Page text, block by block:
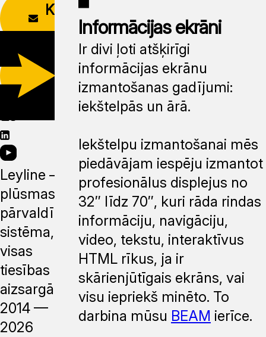
KONTAKTU
FORMA
LEJUPIELĀDĒT
APLIKĀCIJU
Leyline —
plūsmas
pārvaldības
sistēma,
visas
tiesības
aizsargātas,
2014 —
2026
Informācijas ekrāni
Ir divi ļoti atšķirīgi
informācijas ekrānu
izmantošanas gadījumi:
iekštelpās un ārā.
Iekštelpu izmantošanai mēs
piedāvājam iespēju izmantot
profesionālus displejus no
32″ līdz 70″, kuri rāda rindas
informāciju, navigāciju,
video, tekstu, interaktīvus
HTML rīkus, ja ir
skārienjūtīgais ekrāns, vai
visu iepriekš minēto. To
darbina mūsu BEAM ierīce.